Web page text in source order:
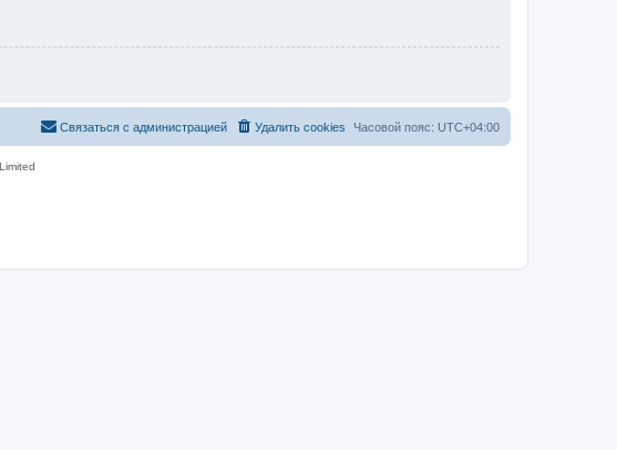
Часовой пояс: UTC+04:00
Удалить cookies
Связаться с администрацией